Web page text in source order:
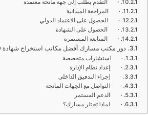
· التقدم بطلب إلى جهة مانحة معتمدة
· المراجعة الميدانية
· الحصول على الاعتماد الدولي
· الحصول على الشهادة
· المتابعة المستمرة
دور مكتب مسارك أفضل مكاتب استخراج شهادة ISO في السعودية في تسهيل الحصول على شهادة الأيزو
· استشارات متخصصة
· إعداد نظام الإدارة
· إجراء التدقيق الداخلي
· التواصل مع الجهات المانحة
· الدعم المستمر
· لماذا تختار مسارك؟